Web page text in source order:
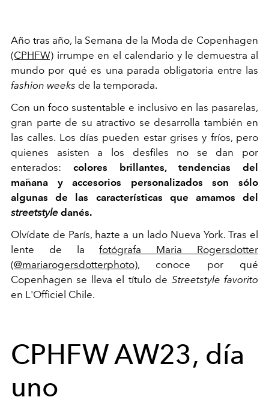
Año tras año, la Semana de la Moda de Copenhagen
(CPHFW) irrumpe en el calendario y le demuestra al
mundo por qué es una parada obligatoria entre las
fashion weeks de la temporada.
Con un foco sustentable e inclusivo en las pasarelas,
gran parte de su atractivo se desarrolla también en
las calles. Los días pueden estar grises y fríos, pero
quienes asisten a los desfiles no se dan por
enterados: colores brillantes, tendencias del
mañana y accesorios personalizados son sólo
algunas de las características que amamos del
streetstyle danés.
Olvídate de París, hazte a un lado Nueva York. Tras el
lente de lafotógrafa Maria Rogersdotter
(@mariarogersdotterphoto), conoce por qué
Copenhagen se lleva el título de Streetstyle favorito
en L'Officiel Chile.
CPHFW AW23, día
uno